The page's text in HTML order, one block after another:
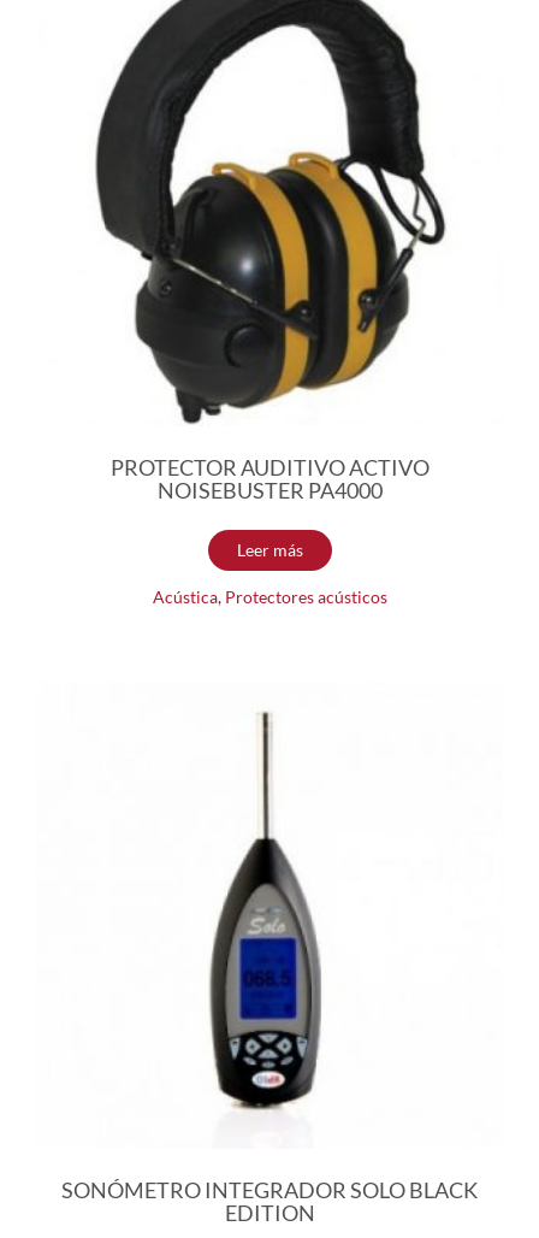
PROTECTOR AUDITIVO ACTIVO
NOISEBUSTER PA4000
Leer más
Acústica, Protectores acústicos
SONÓMETRO INTEGRADOR SOLO BLACK
EDITION